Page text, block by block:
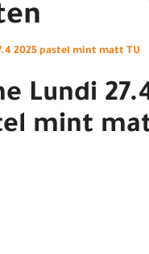
2025 pastel mint matt TU
Lundi
mint